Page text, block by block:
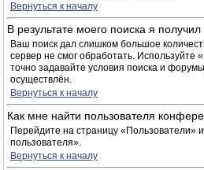
Вернуться к началу
В результате моего поиска я
Ваш поиск дал слишком большое
сервер не смог обработать.
точно задавайте условия поиска и
осуществлён.
Вернуться к началу
Как мне найти пользователя
Перейдите на страницу «Пользователи»
пользователя».
Вернуться к началу